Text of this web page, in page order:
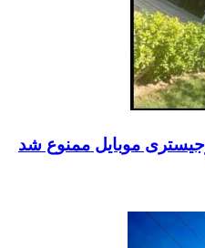
موبایل ممنوع شد